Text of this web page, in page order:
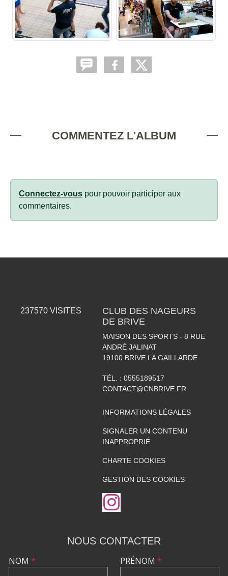
COMMENTEZ L'ALBUM
Connectez-vous pour pouvoir participer aux
commentaires.
237570 VISITES
CLUB DES NAGEURS
DE BRIVE
MAISON DES SPORTS - 8 RUE
ANDRÉ JALINAT
19100 BRIVE LA GAILLARDE
TÉL. : 0555189517
CONTACT@CNBRIVE.FR
INFORMATIONS LÉGALES
SIGNALER UN CONTENU
INAPPROPRIÉ
CHARTE COOKIES
GESTION DES COOKIES
NOUS CONTACTER
NOM * PRÉNOM *